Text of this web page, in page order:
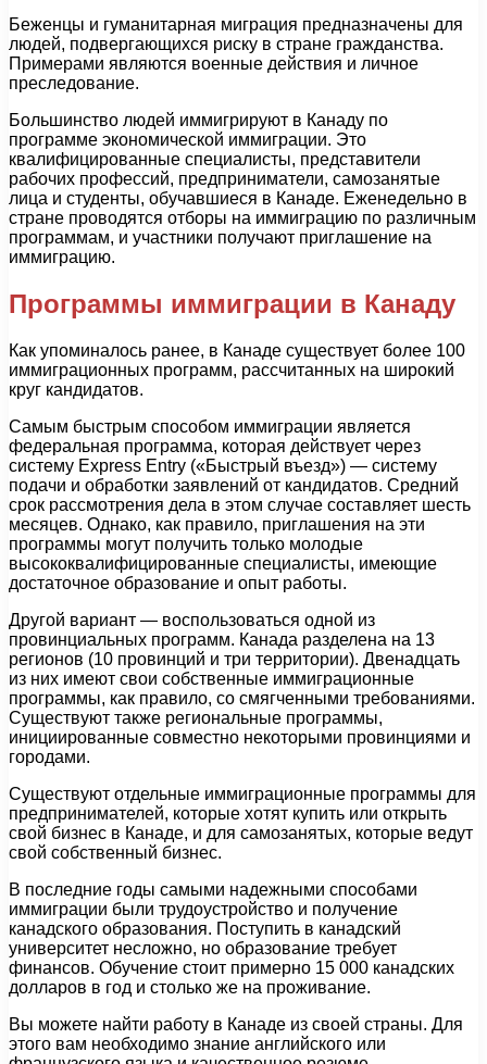
Беженцы и гуманитарная миграция предназначены для
людей, подвергающихся риску в стране гражданства.
Примерами являются военные действия и личное
преследование.
Большинство людей иммигрируют в Канаду по
программе экономической иммиграции. Это
квалифицированные специалисты, представители
рабочих профессий, предприниматели, самозанятые
лица и студенты, обучавшиеся в Канаде. Еженедельно в
стране проводятся отборы на иммиграцию по различным
программам, и участники получают приглашение на
иммиграцию.
Программы иммиграции в Канаду
Как упоминалось ранее, в Канаде существует более 100
иммиграционных программ, рассчитанных на широкий
круг кандидатов.
Самым быстрым способом иммиграции является
федеральная программа, которая действует через
систему Express Entry («Быстрый въезд») — систему
подачи и обработки заявлений от кандидатов. Средний
срок рассмотрения дела в этом случае составляет шесть
месяцев. Однако, как правило, приглашения на эти
программы могут получить только молодые
высококвалифицированные специалисты, имеющие
достаточное образование и опыт работы.
Другой вариант — воспользоваться одной из
провинциальных программ. Канада разделена на 13
регионов (10 провинций и три территории). Двенадцать
из них имеют свои собственные иммиграционные
программы, как правило, со смягченными требованиями.
Существуют также региональные программы,
инициированные совместно некоторыми провинциями и
городами.
Существуют отдельные иммиграционные программы для
предпринимателей, которые хотят купить или открыть
свой бизнес в Канаде, и для самозанятых, которые ведут
свой собственный бизнес.
В последние годы самыми надежными способами
иммиграции были трудоустройство и получение
канадского образования. Поступить в канадский
университет несложно, но образование требует
финансов. Обучение стоит примерно 15 000 канадских
долларов в год и столько же на проживание.
Вы можете найти работу в Канаде из своей страны. Для
этого вам необходимо знание английского или